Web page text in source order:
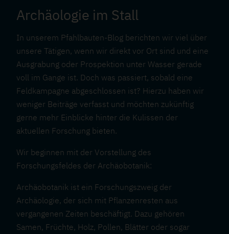
Archäologie im Stall
In unserem Pfahlbauten-Blog berichten wir viel über
unsere Tätigen, wenn wir direkt vor Ort sind und eine
Ausgrabung oder Prospektion unter Wasser gerade
voll im Gange ist. Doch was passiert, sobald eine
Feldkampagne abgeschlossen ist? Hierzu haben wir
weniger Beiträge verfasst und möchten zukünftig
gerne mehr Einblicke hinter die Kulissen der
aktuellen Forschung bieten.
Wir beginnen mit der Vorstellung des
Forschungsfeldes der Archäobotanik:
Archäobotanik ist ein Forschungszweig der
Archäologie, der sich mit Pflanzenresten aus
vergangenen Zeiten beschäftigt. Dazu gehören
Samen, Früchte, Holz, Pollen, Blätter oder sogar